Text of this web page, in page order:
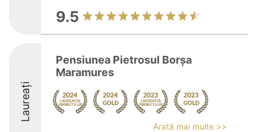
9.5
Laureați
Pensiunea Pietrosul Borșa
Maramures
Arată mai multe >>